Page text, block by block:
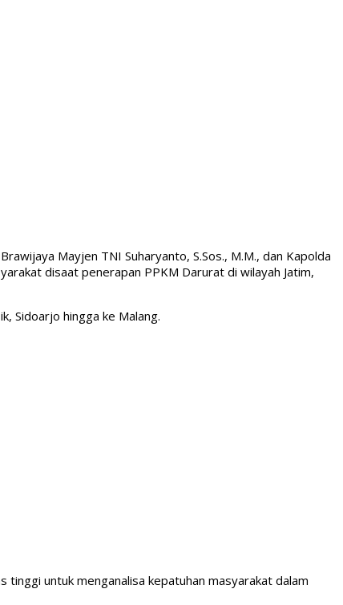
Mayjen TNI Suharyanto, S.Sos., M.M., dan Kapolda
disaat penerapan PPKM Darurat di wilayah Jatim,
Sidoarjo hingga ke Malang.
untuk menganalisa kepatuhan masyarakat dalam